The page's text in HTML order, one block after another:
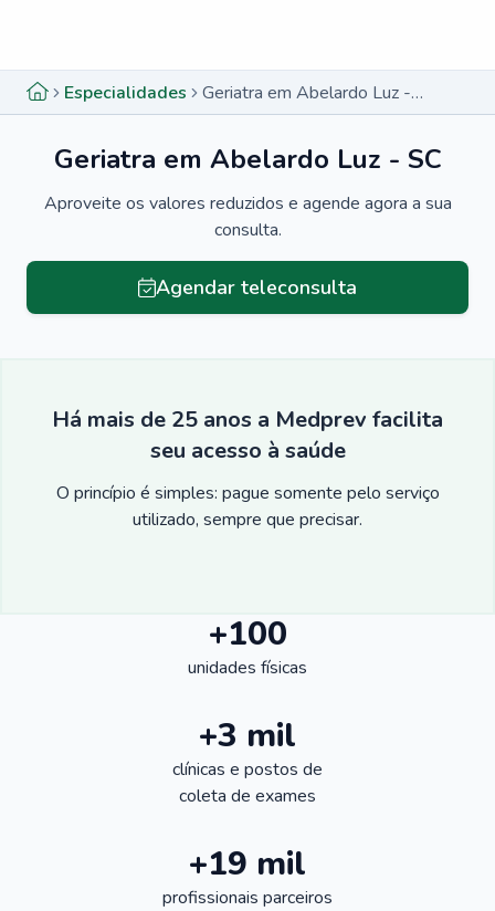
Especialidades Geriatra em Abelardo Luz - SC
Geriatra em Abelardo Luz - SC
Aproveite os valores reduzidos e agende agora a sua
consulta.
Agendar teleconsulta
Há mais de 25 anos a Medprev facilita
seu acesso à saúde
O princípio é simples: pague somente pelo serviço
utilizado, sempre que precisar.
+100
unidades físicas
+3 mil
clínicas e postos de
coleta de exames
+19 mil
profissionais parceiros